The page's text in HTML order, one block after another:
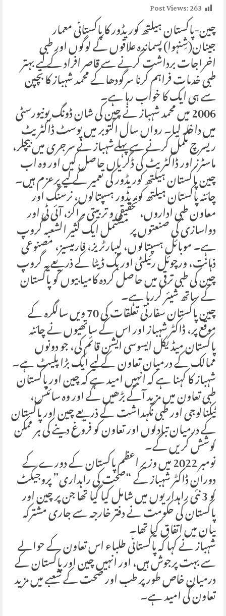
Post Views:263
چین-پاکستان ہیلتھ کوریڈور کا پاکستانی معمار
جینان(شِنہوا) پسماندہ علاقوں کے لوگوں اور طبی
اخراجات برداشت کرنے سے قاصر افراد کے لیے بہتر
طبی خدمات فراہم کرنا سرگودھاکے محمد شہباز کا بچپن
سے ہی ایک کا خواب رہا ہے۔
2006 میں محمد شہباز نے چین کی شان ڈونگ یونیورسٹی
میں داخلہ لیا۔ رواں سال اکتوبر میں پوسٹ ڈاکٹریٹ
ریسرچ مکمل کرنے سے پہلےشہباز نے سرجری میں بیچلر،
ماسٹرز اور ڈاکٹریٹ کی ڈگریاں حاصل کیں اور وہ اب
چین پاکستان ہیلتھ کوریڈور کی تعمیر کے لیے پرعزم ہیں۔
چائنہ پاکستان ہیلتھ کوریڈور ہسپتالوں، نرسنگ اور
معاون طبی اداروں، تحقیقی و تربیتی مراکز، آئی ٹی اور
دواسازی کی صنعتوں پر مشتمل ایک کثیر الشعبہ گروپ
ہے۔ موبائل ہسپتالوں، لیبارٹریز، فارمیسیز، مصنوعی
ذہانت، ورچوئل رئیلٹی اور بگ ڈیٹا کے ذریعے یہ گروپ
چین کی طبی ترقی میں حاصل کردہ کامیابیوں کو پاکستان
کے ساتھ شیئر کررہا ہے۔ چین پاکستان سفارتی تعلقات کی 70 ویں سالگرہ کے
موقع پر، ڈاکٹر شہباز اور اس کے ساتھیوں نے چائنہ
پاکستان میڈیکل ایسوسی ایشن قائم کی، جو دونوں
ممالک کے درمیان تعاون کے لیے ایک بڑا پلیٹ ہے۔
شہباز کا کہنا ہے کہ انہیں امید ہے کہ چین اور پاکستان
طبی تعاون میں مزید آگے بڑھیں گے اور وہ سائنس،
ٹیکنالوجی اور طبی نگہداشت کے ذریعے چین اور پاکستان
کے درمیان تبادلوں اور تعاون کو فروغ دینے کی ہر ممکن
کوشش کریں گے۔نومبر 2022 میں وزیر اعظم پاکستان کے دورے کے
دوران ڈاکٹر شہباز کے “صحت کی راہداری” پروجیکٹ
کو 3 نئی راہداریوں میں شامل کیا گیا تھا جن پر چین اور
پاکستان کی حکومت نے دفتر خارجہ سے جاری مشترکہ
بیان میں اتفاق کیا تھا۔
شہباز نے کہا کہ پاکستانی طلباء اس تعاون کے حوالے
سے بہت پرجوش ہیں، اور انہیں چین اور پاکستان کے
درمیان خاص طور پر طب اور صحت کے شعبے میں مزید
تعاون کی امید ہے۔